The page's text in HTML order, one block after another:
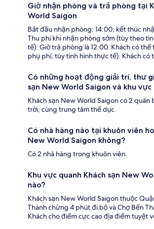
Giờ nhận phòng và trả phòng tại
World Saigon
Bắt đầu nhận phòng: 14:00; kết thúc
Thu phí khi nhận phòng sớm (tùy theo
tế). Giờ trả phòng là 12:00. Khách có
phụ phí, tùy tình hình thực tế). Khách
Có những hoạt động giải trí, thư
sạn New World Saigon và khu vực
Khách sạn New World Saigon có 2 quán
trời, cùng trung tâm thể dục.
Có nhà hàng nào tại khuôn viên
New World Saigon không?
Có 2 nhà hàng trong khuôn viên.
Khu vực quanh Khách sạn New
nào?
Khách sạn New World Saigon thuộc
Thành chừng 4 phút đi bộ và Chợ Bến
Khách cho điểm cực cao địa điểm tuyệt